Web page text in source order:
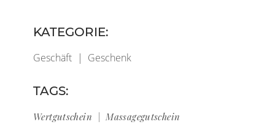
KATEGORIE:
Geschäft Geschenk
TAGS:
Wertgutschein Massagegutschein